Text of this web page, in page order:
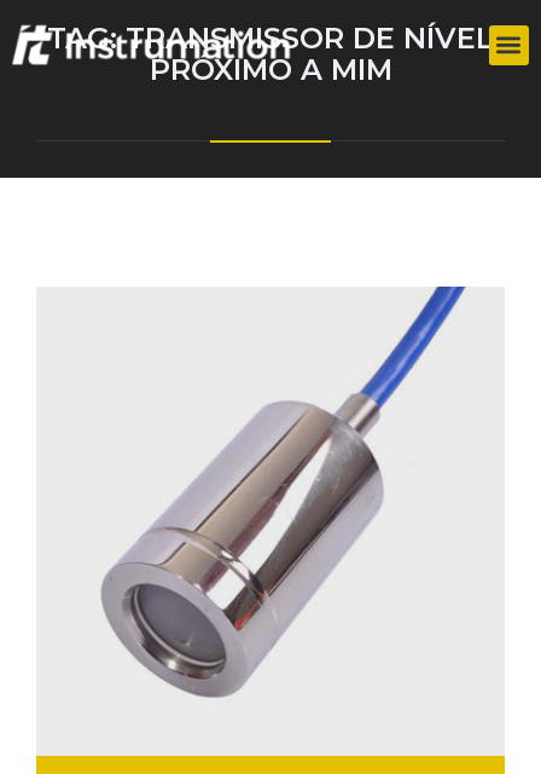
TAG:TRANSMISSOR DE NÍVEL
PRÓXIMO A MIM